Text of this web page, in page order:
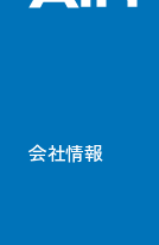
会社情報